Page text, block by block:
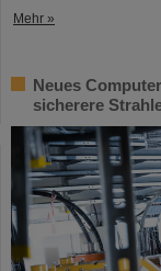
Mehr »
Neues
sicherere